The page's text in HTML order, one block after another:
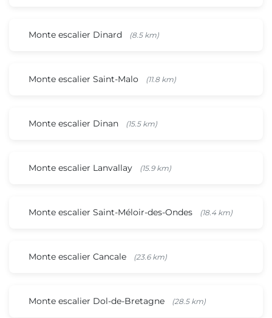
Monte escalier Dinard (8.5 km)
Monte escalier Saint-Malo (11.8 km)
Monte escalier Dinan (15.5 km)
Monte escalier Lanvallay (15.9 km)
Monte escalier Saint-Méloir-des-Ondes (18.4 km)
Monte escalier Cancale (23.6 km)
Monte escalier Dol-de-Bretagne (28.5 km)